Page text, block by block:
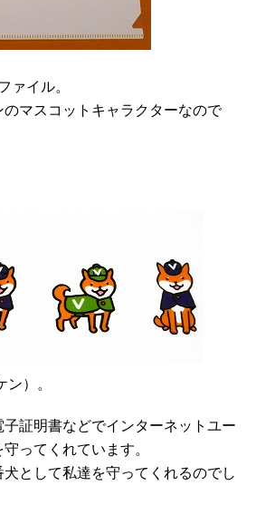
ァイル。
マスコットキャラクターなので
ン）。
証明書などでインターネットユー
ってくれています。
として私達を守ってくれるのでし